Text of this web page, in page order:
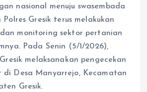
nasional menuju swasembada
Gresik terus melakukan
monitoring sektor pertanian
Pada Senin (5/1/2026),
melaksanakan pengecekan
Desa Manyarrejo, Kecamatan
Gresik.